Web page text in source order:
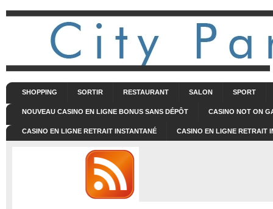
SHOPPING SORTIR RESTAURANT SALON SPORT
NOUVEAU CASINO EN LIGNE BONUS SANS DÉPÔT CASINO NOT ON
CASINO EN LIGNE RETRAIT INSTANTANÉ CASINO EN LIGNE RETRAIT